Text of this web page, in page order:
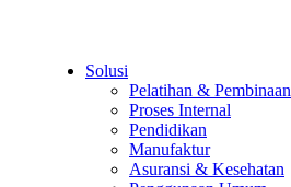
Solusi
Pelatihan & Pembinaan
Proses Internal
Pendidikan
Manufaktur
Asuransi & Kesehatan